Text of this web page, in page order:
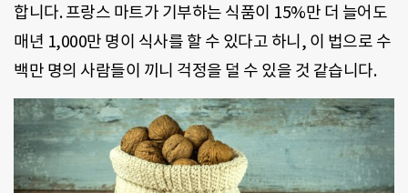
합니다. 프랑스 마트가 기부하는 식품이 15%만 더 늘어도
매년 1,000만 명이 식사를 할 수 있다고 하니, 이 법으로 수
백만 명의 사람들이 끼니 걱정을 덜 수 있을 것 같습니다.